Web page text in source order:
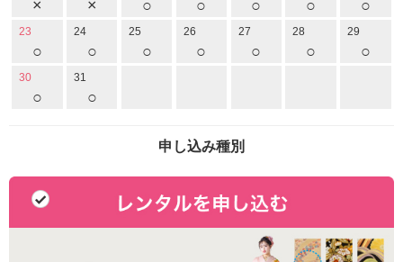
× × ○ ○ ○ ○ ○
23
○
24
○
25
○
26
○
27
○
28
○
29
○
30
○
31
○
申し込み種別